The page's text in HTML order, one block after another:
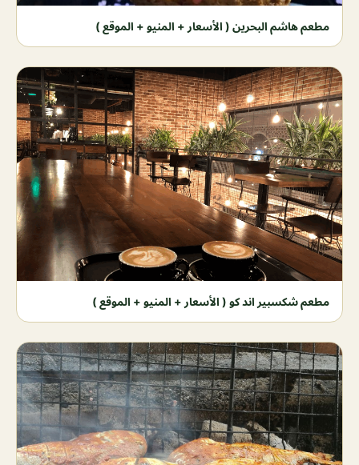
مطعم هاشم البحرين ( الأسعار + المنيو + الموقع )
مطعم شكسبير اند كو ( الأسعار + المنيو + الموقع )